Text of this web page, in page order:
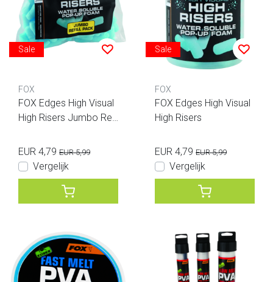
Sale
FOX
FOX Edges High Visual
High Risers Jumbo Refi
EUR 4,79 EUR 5,99
Vergelijk
Sale
FOX
FOX Edges High Visual
High Risers
EUR 4,79 EUR 5,99
Vergelijk